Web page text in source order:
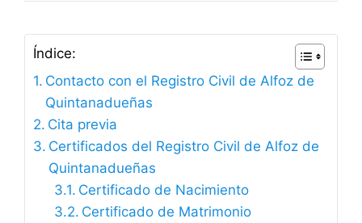
Índice:
Contacto con el Registro Civil de Alfoz de
Quintanadueñas
Cita previa
Certificados del Registro Civil de Alfoz de
Quintanadueñas
Certificado de Nacimiento
Certificado de Matrimonio